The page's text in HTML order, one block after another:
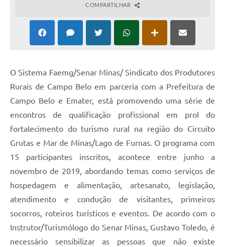
COMPARTILHAR
O Sistema Faemg/Senar Minas/ Sindicato dos Produtores
Rurais de Campo Belo em parceria com a Prefeitura de
Campo Belo e Emater, está promovendo uma série de
encontros de qualificação profissional em prol do
fortalecimento do turismo rural na região do Circuito
Grutas e Mar de Minas/Lago de Furnas. O programa com
15 participantes inscritos, acontece entre junho a
novembro de 2019, abordando temas como serviços de
hospedagem e alimentação, artesanato, legislação,
atendimento e condução de visitantes, primeiros
socorros, roteiros turísticos e eventos. De acordo com o
Instrutor/Turismólogo do Senar Minas, Gustavo Toledo, é
necessário sensibilizar as pessoas que não existe